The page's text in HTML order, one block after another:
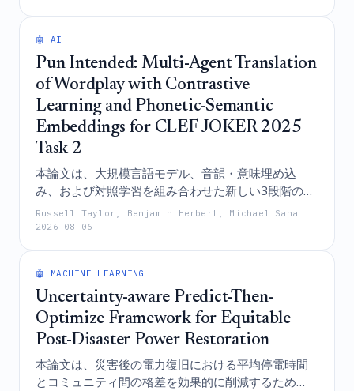
ている貴重な情報を破棄していることを明らかにし
ている。
🤖 AI
Pun Intended: Multi-Agent Translation
of Wordplay with Contrastive
Learning and Phonetic-Semantic
Embeddings for CLEF JOKER 2025
Task 2
本論文は、大規模言語モデル、音韻・意味埋め込
み、および対照学習を組み合わせた新しい3段階のマ
ルチエージェント・フレームワークを提示し、逐語
的な翻訳よりも言語的な創造性を優先することで、
語への翻訳の成功を実現したものである。
Russell Taylor, Benjamin Herbert, Michael Sana
2026-08-06
🤖 MACHINE LEARNING
Uncertainty-aware Predict-Then-
Optimize Framework for Equitable
Post-Disaster Power Restoration
本論文は、災害後の電力復旧における平均停電時間
とコミュニティ間の格差を効果的に削減するため